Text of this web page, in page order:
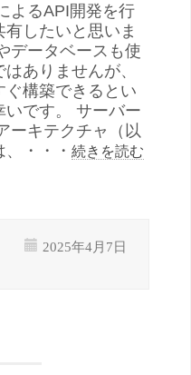
よるAPI開発を行
したいと思いま
データベースも使
ありませんが、
構築できるとい
いです。 サーバー
ーキテクチャ（以
・・・ 続きを読む
2025年4月7日